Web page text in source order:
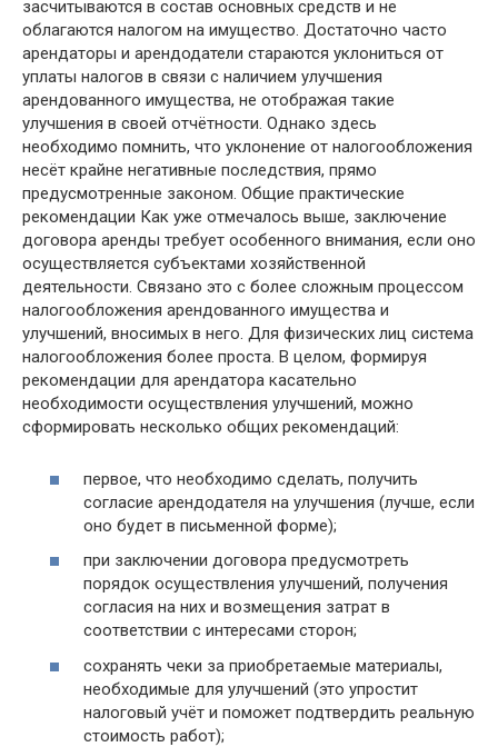
засчитываются в состав основных средств и не
облагаются налогом на имущество. Достаточно часто
арендаторы и арендодатели стараются уклониться от
уплаты налогов в связи с наличием улучшения
арендованного имущества, не отображая такие
улучшения в своей отчётности. Однако здесь
необходимо помнить, что уклонение от налогообложения
несёт крайне негативные последствия, прямо
предусмотренные законом. Общие практические
рекомендации Как уже отмечалось выше, заключение
договора аренды требует особенного внимания, если оно
осуществляется субъектами хозяйственной
деятельности. Связано это с более сложным процессом
налогообложения арендованного имущества и
улучшений, вносимых в него. Для физических лиц система
налогообложения более проста. В целом, формируя
рекомендации для арендатора касательно
необходимости осуществления улучшений, можно
сформировать несколько общих рекомендаций:
первое, что необходимо сделать, получить
согласие арендодателя на улучшения (лучше, если
оно будет в письменной форме);
при заключении договора предусмотреть
порядок осуществления улучшений, получения
согласия на них и возмещения затрат в
соответствии с интересами сторон;
сохранять чеки за приобретаемые материалы,
необходимые для улучшений (это упростит
налоговый учёт и поможет подтвердить реальную
стоимость работ);